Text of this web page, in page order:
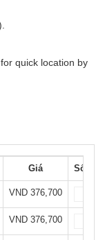
quick location by
Giá Số
VND 376,700
VND 376,700